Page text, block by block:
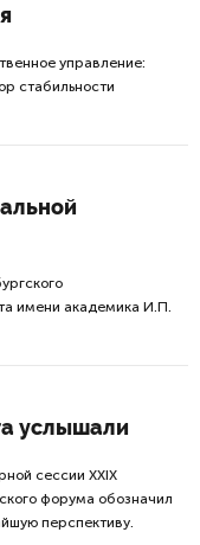
управление:
стабильности
имени академика И.П.
услышали
сессии XXIX
форума обозначил
перспективу.